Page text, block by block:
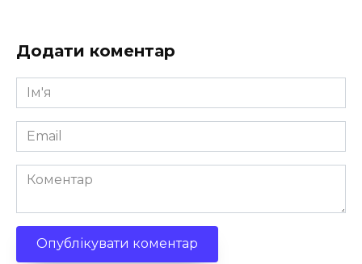
Додати коментар
Ім'я
*
Email
*
Коментар